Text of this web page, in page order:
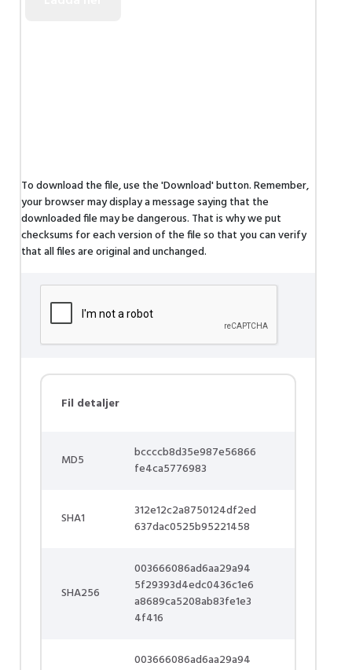
To download the file, use the 'Download' button. Remember,
your browser may display a message saying that the
downloaded file may be dangerous. That is why we put
checksums for each version of the file so that you can verify
that all files are original and unchanged.
Fil detaljer
MD5
bccccb8d35e987e56866
fe4ca5776983
SHA1
312e12c2a8750124df2ed
637dac0525b95221458
SHA256
003666086ad6aa29a94
5f29393d4edc0436c1e6
a8689ca5208ab83fe1e3
4f416
003666086ad6aa29a94